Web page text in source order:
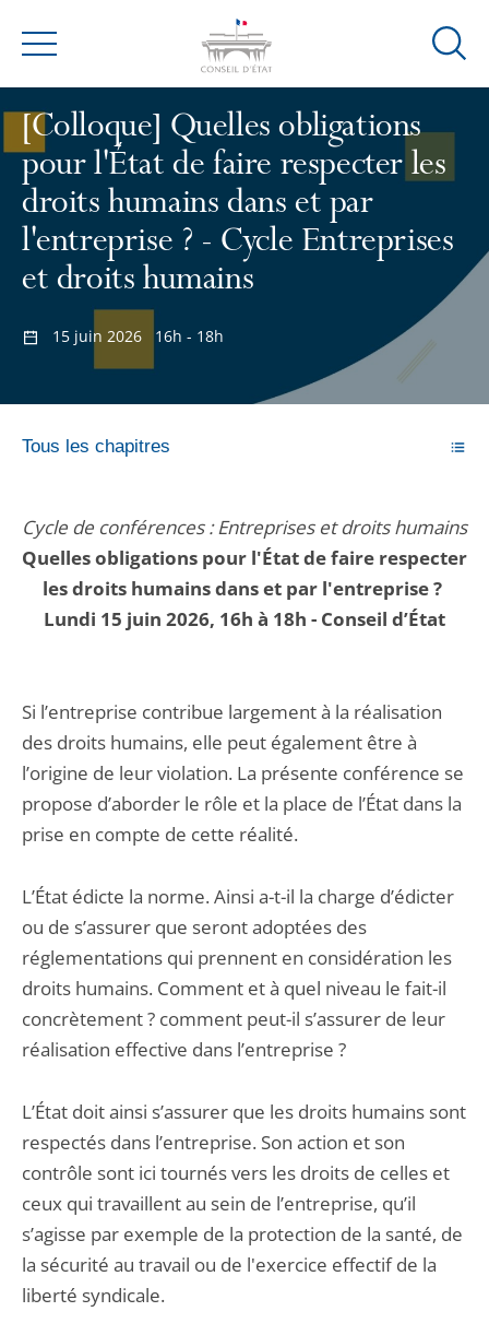
Menu
Ouvrir
de
[Colloque] Quelles obligations
pour l'État de faire respecter les
droits humains dans et par
l'entreprise ? - Cycle Entreprises
et droits humains
15 juin 2026 16h - 18h
Tous les chapitres
Cycle de conférences : Entreprises et droits humains
Quelles obligations pour l'État de faire respecter
les droits humains dans et par l'entreprise ?
Lundi 15 juin 2026, 16h à 18h - Conseil d’État
Si l’entreprise contribue largement à la réalisation
des droits humains, elle peut également être à
l’origine de leur violation. La présente conférence se
propose d’aborder le rôle et la place de l’État dans la
prise en compte de cette réalité.
L’État édicte la norme. Ainsi a-t-il la charge d’édicter
ou de s’assurer que seront adoptées des
réglementations qui prennent en considération les
droits humains. Comment et à quel niveau le fait-il
concrètement ? comment peut-il s’assurer de leur
réalisation effective dans l’entreprise ?
L’État doit ainsi s’assurer que les droits humains sont
respectés dans l’entreprise. Son action et son
contrôle sont ici tournés vers les droits de celles et
ceux qui travaillent au sein de l’entreprise, qu’il
s’agisse par exemple de la protection de la santé, de
la sécurité au travail ou de l'exercice effectif de la
liberté syndicale.